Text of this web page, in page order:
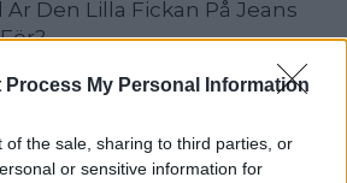
Process My Personal Information
of the sale, sharing to third parties, or
or sensitive information for
Är Den Lilla Fickan På Jeans
Det Egentligen?